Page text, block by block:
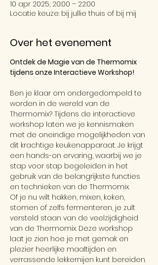
10 apr 2025, 20:00 – 22:00
Locatie keuze: bij jullie thuis of bij mij
Over het evenement
Ontdek de Magie van de Thermomix
tijdens onze Interactieve Workshop!
Ben je klaar om ondergedompeld te
worden in de wereld van de
Thermomix? Tijdens de interactieve
workshop laten we je kennismaken
met de oneindige mogelijkheden van
dit krachtige keukenapparaat. Je krijgt
een hands-on ervaring, waarbij we je
stap voor stap begeleiden in het
gebruik van de belangrijkste functies
en technieken van de Thermomix.
Of je nu wilt hakken, mixen, koken,
stomen of zelfs fermenteren, je zult
versteld staan van de veelzijdigheid
van de Thermomix. Deze workshop
laat je zien hoe je met gemak en
plezier heerlijke maaltijden en
verrassende lekkernijen kunt bereiden.